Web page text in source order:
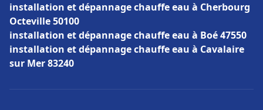
installation et dépannage chauffe eau à Cherbourg
Octeville 50100
installation et dépannage chauffe eau à Boé 47550
installation et dépannage chauffe eau à Cavalaire
sur Mer 83240